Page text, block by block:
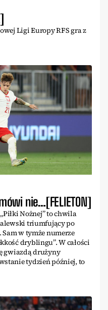
Ligi Europy RFS gra z
nie…[FELIETON]
Nożnej” to chwila
triumfujący po
Sam w tymże numerze
dryblingu”. W całości
gwiazdą drużyny
tydzień później, to